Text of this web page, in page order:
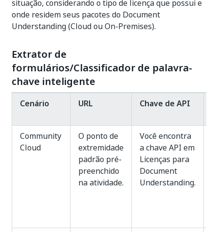
situação, considerando o tipo de licença que possui e
onde residem seus pacotes do Document
Understanding (Cloud ou On-Premises).
Extrator de
formulários/Classificador de palavra-
chave inteligente
Cenário URL Chave de API
Community
Cloud
O ponto de
extremidade
padrão pré-
preenchido
na atividade.
Você encontra
a chave API em
Licenças para
Document
Understanding.